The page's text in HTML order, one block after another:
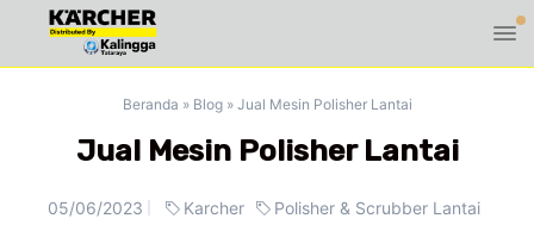
Beranda » Blog» Jual Mesin Polisher Lantai
Jual Mesin Polisher Lantai
05/06/2023 Karcher Polisher & Scrubber Lantai